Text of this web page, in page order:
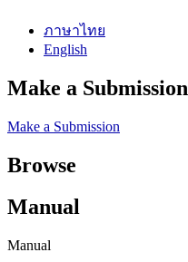
ภาษาไทย
English
Make a Submission
Make a Submission
Browse
Manual
Manual